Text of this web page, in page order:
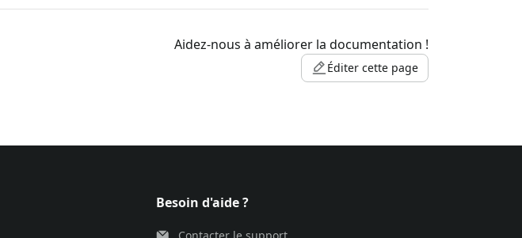
Aidez-nous à améliorer la documentation !
Éditer cette page
Besoin d'aide ?